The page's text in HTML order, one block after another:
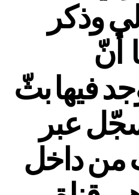
وذكر
أنّ
فيها بثّ
عبر
من داخل